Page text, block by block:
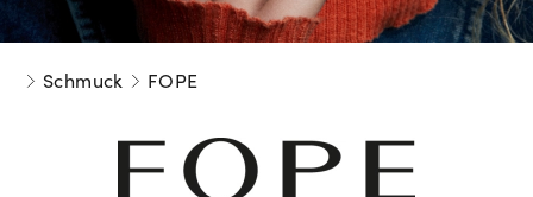
Neu bei Vogl: Cartier
Schmuck FOPE